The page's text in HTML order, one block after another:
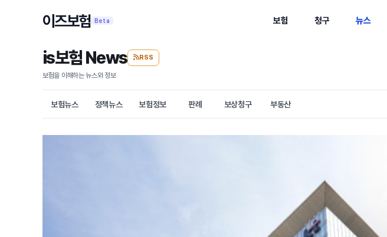
이즈보험 Beta 보험 청구 뉴스
is보험 News RSS
보험을 이해하는 뉴스와 정보
보험뉴스 정책뉴스 보험정보 판례 보상청구 부동산